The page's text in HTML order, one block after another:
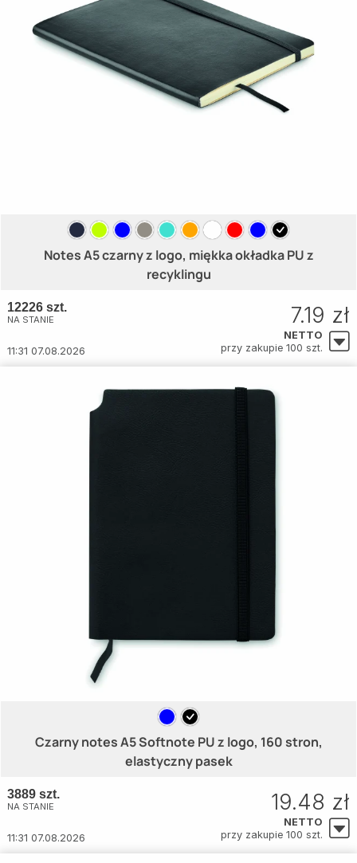
Notes A5 czarny z logo, miękka okładka PU z
recyklingu
12226 szt.
NA STANIE
11:31 07.08.2026
7.19 zł
NETTO
przy zakupie 100 szt.
Czarny notes A5 Softnote PU z logo, 160 stron,
elastyczny pasek
3889 szt.
NA STANIE
11:31 07.08.2026
19.48 zł
NETTO
przy zakupie 100 szt.